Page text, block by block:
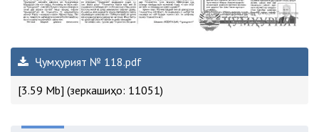
Ҷумҳурият № 118.pdf
[3.59 Mb] (зеркашиҳо: 11051)